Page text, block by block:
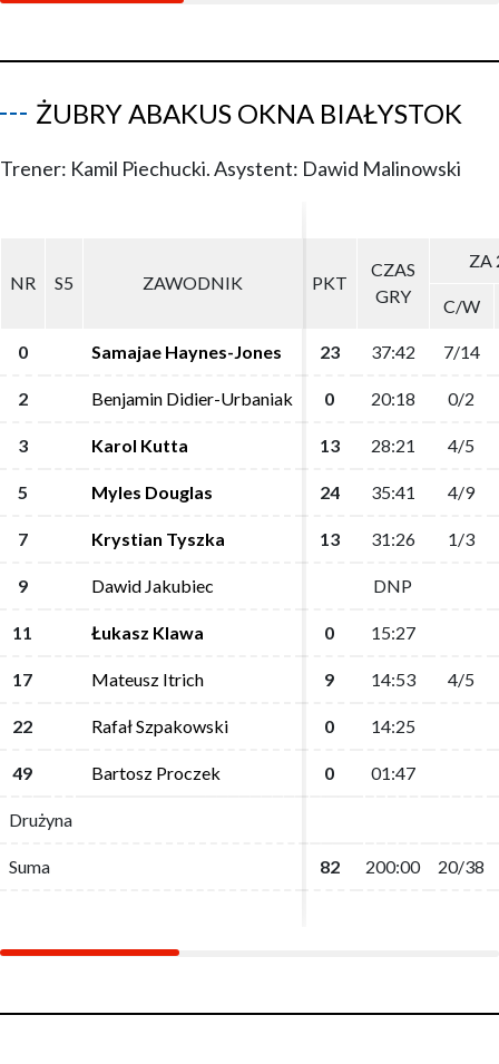
ŻUBRY ABAKUS OKNA BIAŁYSTOK
Trener: Kamil Piechucki. Asystent: Dawid Malinowski
NR S5 ZAWODNIK PKT
CZAS
GRY
ZA
C/W
0 Samajae Haynes-Jones 23 37:42 7/14
2 Benjamin Didier-Urbaniak 0 20:18 0/2
3 Karol Kutta 13 28:21 4/5
5 Myles Douglas 24 35:41 4/9
7 Krystian Tyszka 13 31:26 1/3
9 Dawid Jakubiec DNP
11 Łukasz Klawa 0 15:27
17 Mateusz Itrich 9 14:53 4/5
22 Rafał Szpakowski 0 14:25
49 Bartosz Proczek 0 01:47
Drużyna
Suma 82 200:00 20/38
NR S5 ZAWODNIK PKT
CZAS
GRY
ZA
C/W
0 Samajae Haynes-Jones 23 37:42 7/14
2 Benjamin Didier-Urbaniak 0 20:18 0/2
3 Karol Kutta 13 28:21 4/5
5 Myles Douglas 24 35:41 4/9
7 Krystian Tyszka 13 31:26 1/3
9 Dawid Jakubiec DNP
11 Łukasz Klawa 0 15:27
17 Mateusz Itrich 9 14:53 4/5
22 Rafał Szpakowski 0 14:25
49 Bartosz Proczek 0 01:47
Drużyna
Suma 82 200:00 20/38